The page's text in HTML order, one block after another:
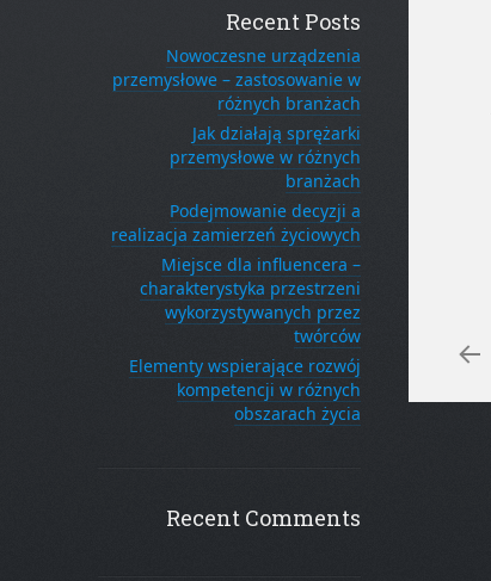
Recent Posts
Nowoczesne urządzenia
przemysłowe – zastosowanie w
różnych branżach
Jak działają sprężarki
przemysłowe w różnych
branżach
Podejmowanie decyzji a
realizacja zamierzeń życiowych
Miejsce dla influencera –
charakterystyka przestrzeni
wykorzystywanych przez
twórców
Elementy wspierające rozwój
kompetencji w różnych
obszarach życia
Recent Comments